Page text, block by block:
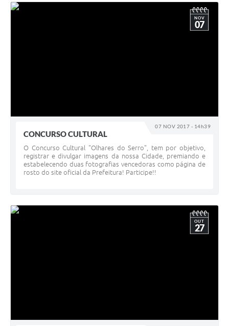
07 NOV 2017 - 14h39
NOV
07
CONCURSO CULTURAL
O Concurso Cultural "Olhares do Serro", tem por objetivo,
registrar e divulgar imagens da nossa Cidade, premiando e
estabelecendo duas fotografias vencedoras como página de
rosto do site oficial da Prefeitura! Participe!!
OUT
27